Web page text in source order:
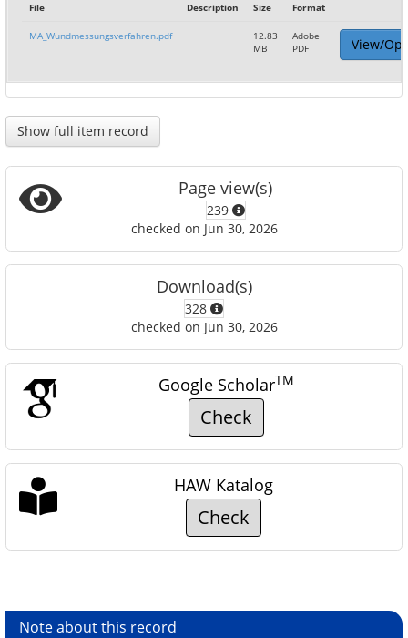
File Description Size Format
MA_Wundmessungsverfahren.pdf
12.83
MB
Adobe
PDF
View/
Show full item record
Page view(s)
239
checked on Jun 30, 2026
Download(s)
328
checked on Jun 30, 2026
Google ScholarTM
Check
HAW Katalog
Check
Note about this record